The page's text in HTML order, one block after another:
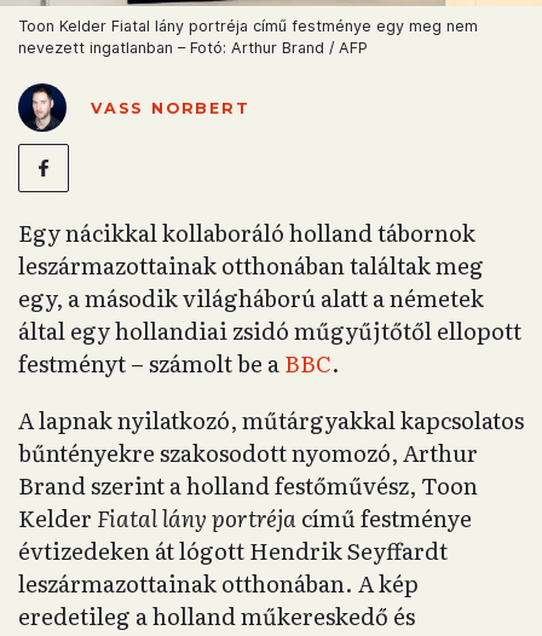
Toon Kelder Fiatal lány portréja című festménye egy meg nem
nevezett ingatlanban – Fotó: Arthur Brand / AFP
VASS NORBERT
Egy nácikkal kollaboráló holland tábornok
leszármazottainak otthonában találtak meg
egy, a második világháború alatt a németek
által egy hollandiai zsidó műgyűjtőtől ellopott
festményt – számolt be aBBC.
A lapnak nyilatkozó, műtárgyakkal kapcsolatos
bűntényekre szakosodott nyomozó, Arthur
Brand szerint a holland festőművész, Toon
Kelder Fiatal lány portréjacímű festménye
évtizedeken át lógott Hendrik Seyffardt
leszármazottainak otthonában. A kép
eredetileg a holland műkereskedő és